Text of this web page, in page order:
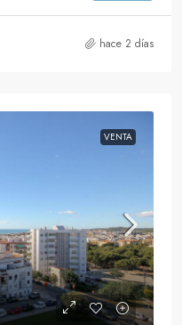
hace 2 días
VENTA